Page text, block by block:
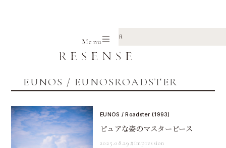
Menu
EUNOSROADSTER
EUNOS / EUNOSROADSTER
EUNOS / Roadster (1993)
ピュアな姿のマスターピース
2025.08.29 #impression